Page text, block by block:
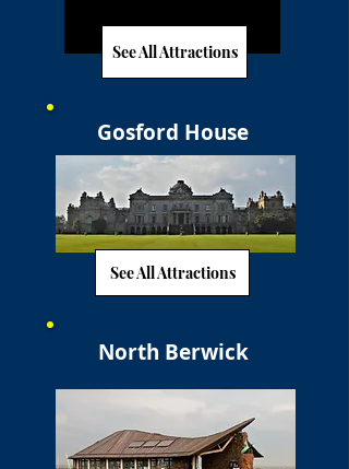
See All Attractions
Gosford House
See All Attractions
North Berwick